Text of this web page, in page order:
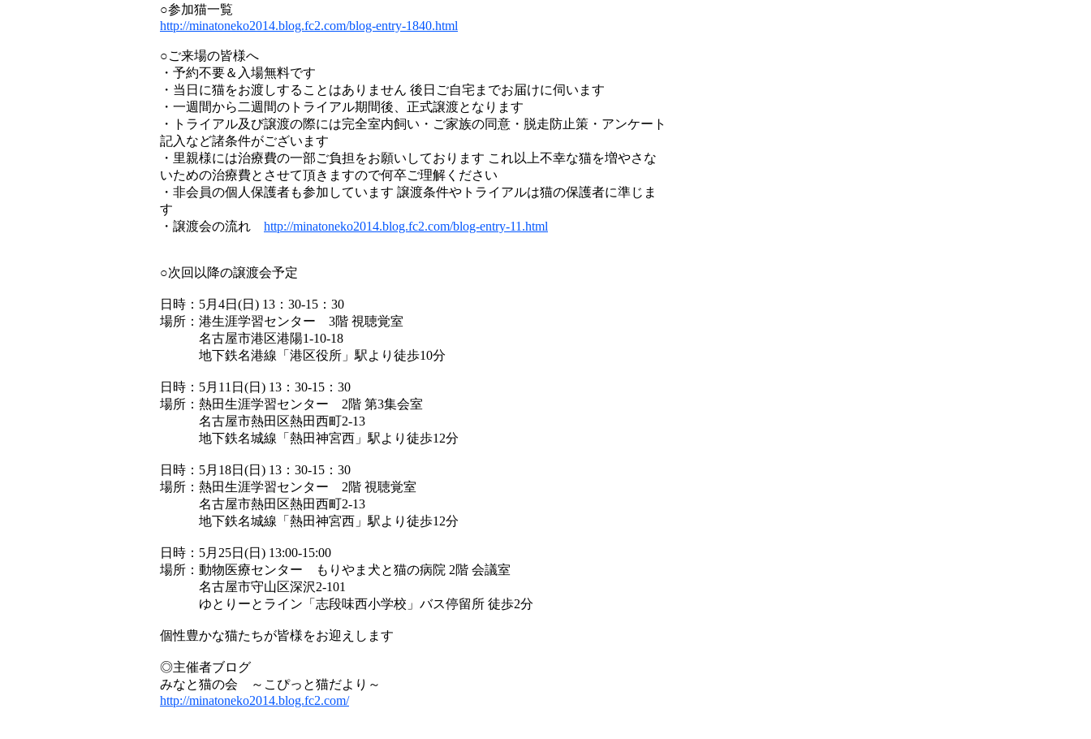
○参加猫一覧
http://minatoneko2014.blog.fc2.com/blog-entry-1840.html
○ご来場の皆様へ
・予約不要＆入場無料です
・当日に猫をお渡しすることはありません 後日ご自宅までお届けに伺います
・一週間から二週間のトライアル期間後、正式譲渡となります
・トライアル及び譲渡の際には完全室内飼い・ご家族の同意・脱走防止策・アンケート
記入など諸条件がございます
・里親様には治療費の一部ご負担をお願いしております これ以上不幸な猫を増やさな
いための治療費とさせて頂きますので何卒ご理解ください
・非会員の個人保護者も参加しています 譲渡条件やトライアルは猫の保護者に準じま
す
・譲渡会の流れ http://minatoneko2014.blog.fc2.com/blog-entry-11.html
○次回以降の譲渡会予定
日時：5月4日(日) 13：30-15：30
場所：港生涯学習センター 3階 視聴覚室
名古屋市港区港陽1-10-18
地下鉄名港線「港区役所」駅より徒歩10分
日時：5月11日(日) 13：30-15：30
場所：熱田生涯学習センター 2階 第3集会室
名古屋市熱田区熱田西町2-13
地下鉄名城線「熱田神宮西」駅より徒歩12分
日時：5月18日(日) 13：30-15：30
場所：熱田生涯学習センター 2階 視聴覚室
名古屋市熱田区熱田西町2-13
地下鉄名城線「熱田神宮西」駅より徒歩12分
日時：5月25日(日) 13:00-15:00
場所：動物医療センター もりやま犬と猫の病院 2階 会議室
名古屋市守山区深沢2-101
ゆとりーとライン「志段味西小学校」バス停留所 徒歩2分
個性豊かな猫たちが皆様をお迎えします
◎主催者ブログ
みなと猫の会 ～こぴっと猫だより～
http://minatoneko2014.blog.fc2.com/